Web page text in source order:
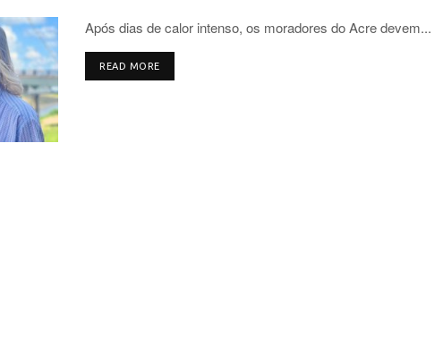
Após dias de calor intenso, os moradores do Acre devem...
READ MOREDETAILS